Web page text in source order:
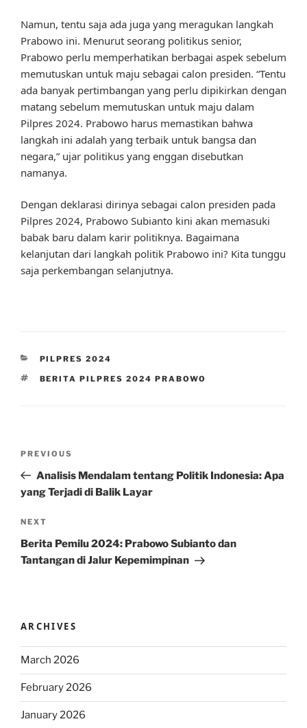
Namun, tentu saja ada juga yang meragukan langkah
Prabowo ini. Menurut seorang politikus senior,
Prabowo perlu memperhatikan berbagai aspek sebelum
memutuskan untuk maju sebagai calon presiden. “Tentu
ada banyak pertimbangan yang perlu dipikirkan dengan
matang sebelum memutuskan untuk maju dalam
Pilpres 2024. Prabowo harus memastikan bahwa
langkah ini adalah yang terbaik untuk bangsa dan
negara,” ujar politikus yang enggan disebutkan
namanya.
Dengan deklarasi dirinya sebagai calon presiden pada
Pilpres 2024, Prabowo Subianto kini akan memasuki
babak baru dalam karir politiknya. Bagaimana
kelanjutan dari langkah politik Prabowo ini? Kita tunggu
saja perkembangan selanjutnya.
CATEGORIES
PILPRES 2024
TAGS
BERITA PILPRES 2024 PRABOWO
Previous
Post
PREVIOUS
Analisis Mendalam tentang Politik Indonesia: Apa
yang Terjadi di Balik Layar
Next
Post
NEXT
Berita Pemilu 2024: Prabowo Subianto dan
Tantangan di Jalur Kepemimpinan
ARCHIVES
March 2026
February 2026
January 2026